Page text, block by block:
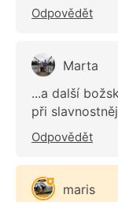
Odpovědět
Marta
...a další
při
Odpovědět
maris